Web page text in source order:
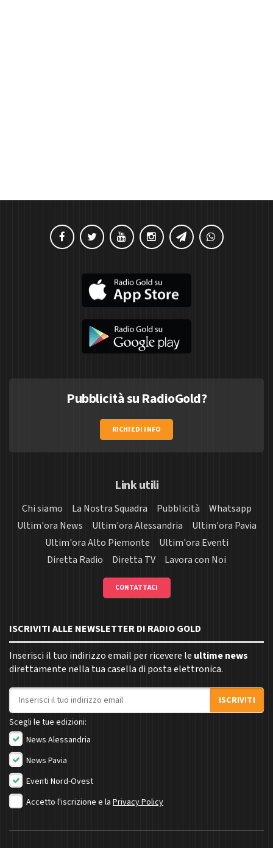
Pubblicità su RadioGold?
RICHIEDI INFO
Link utili
Chi siamo La Nostra Squadra Pubblicità
Whatsapp
Ultim'ora News
Ultim'ora Alessandria
Ultim'ora Pavia
Ultim'ora Alto Piemonte
Ultim'ora Eventi
Diretta Radio
Diretta TV Lavora con Noi
CONTATTACI
ISCRIVITI ALLE NEWSLETTER DI RADIO GOLD
Inserisci il tuo indirizzo email per ricevere le ultime news
direttamente nella tua casella di posta elettronica.
Indirizzo email
ISCRIVITI
Scegli le tue edizioni:
News Alessandria
News Pavia
Eventi Nord-Ovest
Accetto l'iscrizione e la Privacy Policy